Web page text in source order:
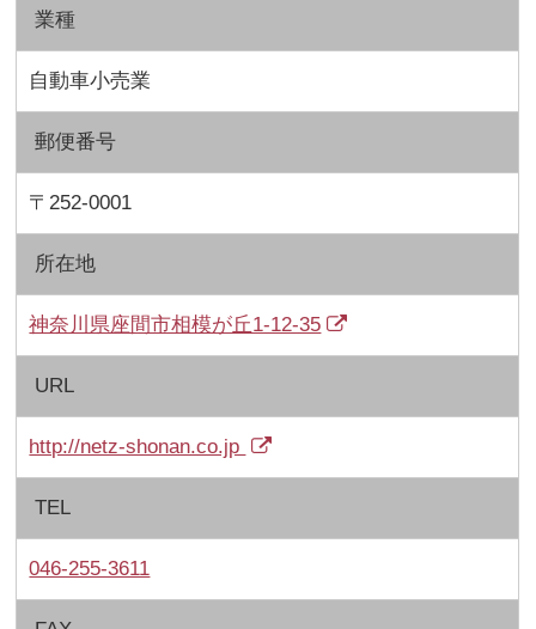
業種
自動車小売業
郵便番号
〒252-0001
所在地
神奈川県座間市相模が丘1-12-35
URL
http://netz-shonan.co.jp
TEL
046-255-3611